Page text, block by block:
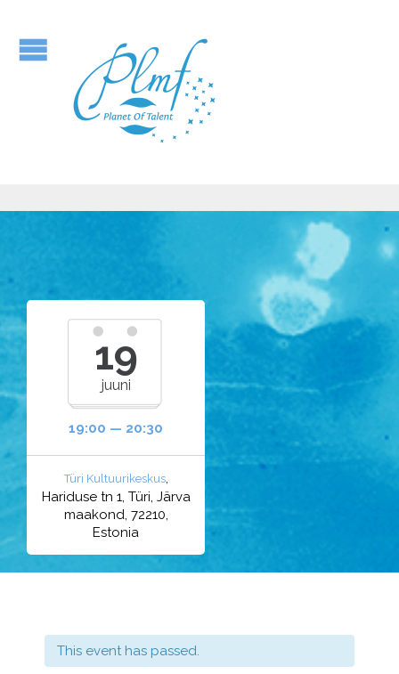
19
juuni
19:00 — 20:30
Türi Kultuurikeskus,
Hariduse tn 1, Türi, Järva
maakond, 72210,
Estonia
This event has passed.